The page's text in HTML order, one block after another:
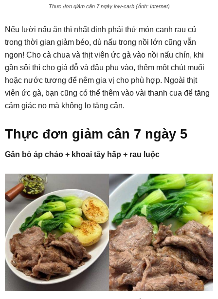
Thực đơn giảm cân 7 ngày low-carb (Ảnh: Internet)
Nếu lười nấu ăn thì nhất định phải thử món canh rau củ
trong thời gian giảm béo, dù nấu trong nồi lớn cũng vẫn
ngon! Cho cà chua và thịt viên ức gà vào nồi nấu chín, khi
gần sôi thì cho giá đỗ và đậu phụ vào, thêm một chút muối
hoặc nước tương để nêm gia vị cho phù hợp. Ngoài thịt
viên ức gà, bạn cũng có thể thêm vào vài thanh cua để tăng
cảm giác no mà không lo tăng cân.
Thực đơn giảm cân 7 ngày 5
Gân bò áp chảo + khoai tây hấp + rau luộc